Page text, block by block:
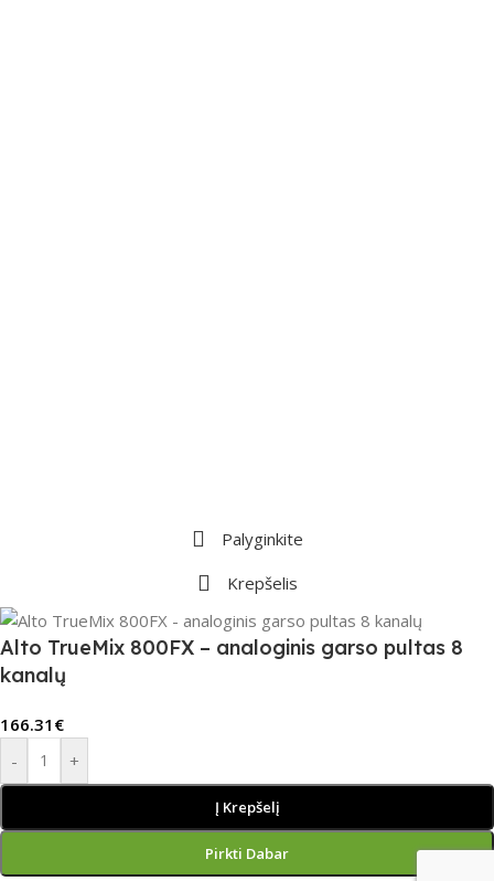
Palyginkite
Krepšelis
Alto TrueMix 800FX – analoginis garso pultas 8
kanalų
166.31 €
-
+
Į Krepšelį
Pirkti Dabar